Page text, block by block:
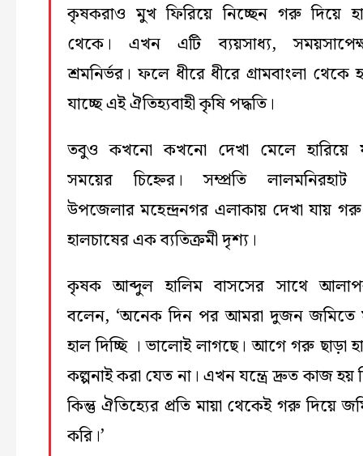
কৃষকরাও মুখ ফিরিয়ে নিচ্ছেন গরু দিয়ে
থেকে। এখন এটি ব্যয়সাধ্য,
শ্রমনির্ভর। ফলে ধীরে ধীরে গ্রামবাংলা থেকে
যাচ্ছে এই ঐতিহ্যবাহী কৃষি পদ্ধতি।
তবুও কখনো কখনো দেখা মেলে হারিয়ে
সময়ের চিহ্নের। সম্প্রতি
উপজেলার মহেন্দ্রনগর এলাকায় দেখা যায়
হালচাষের এক ব্যতিক্রমী দৃশ্য।
কৃষক আব্দুল হালিম বাসসের সাথে
বলেন, ‘অনেক দিন পর আমরা দুজন
হাল দিচ্ছি । ভালোই লাগছে। আগে গরু ছাড়া
কল্পনাই করা যেত না। এখন যন্ত্রে দ্রুত কাজ হয়
কিন্তু ঐতিহ্যের প্রতি মায়া থেকেই গরু দিয়ে
করি।’